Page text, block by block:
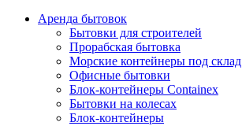
Аренда бытовок
Бытовки для строителей
Прорабская бытовка
Морские контейнеры под склад
Офисные бытовки
Блок-контейнеры Containex
Бытовки на колесах
Блок-контейнеры